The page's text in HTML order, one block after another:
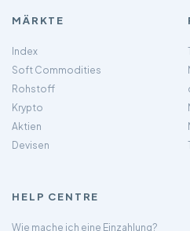
MÄRKTE
Index
Soft Commodities
Rohstoff
Krypto
Aktien
Devisen
HELP CENTRE
Wie mache ich eine Einzahlung?